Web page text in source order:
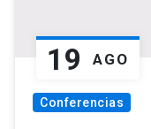
19 AGO
Conferencias